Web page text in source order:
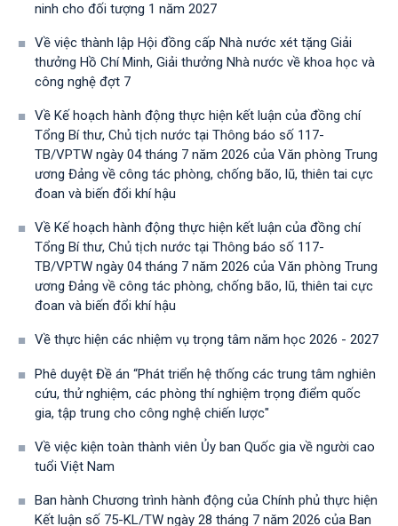
ninh cho đối tượng 1 năm 2027
Về việc thành lập Hội đồng cấp Nhà nước xét tặng Giải
thưởng Hồ Chí Minh, Giải thưởng Nhà nước về khoa học và
công nghệ đợt 7
Về Kế hoạch hành động thực hiện kết luận của đồng chí
Tổng Bí thư, Chủ tịch nước tại Thông báo số 117-
TB/VPTW ngày 04 tháng 7 năm 2026 của Văn phòng Trung
ương Đảng về công tác phòng, chống bão, lũ, thiên tai cực
đoan và biến đổi khí hậu
Về Kế hoạch hành động thực hiện kết luận của đồng chí
Tổng Bí thư, Chủ tịch nước tại Thông báo số 117-
TB/VPTW ngày 04 tháng 7 năm 2026 của Văn phòng Trung
ương Đảng về công tác phòng, chống bão, lũ, thiên tai cực
đoan và biến đổi khí hậu
Về thực hiện các nhiệm vụ trọng tâm năm học 2026 - 2027
Phê duyệt Đề án “Phát triển hệ thống các trung tâm nghiên
cứu, thử nghiệm, các phòng thí nghiệm trọng điểm quốc
gia, tập trung cho công nghệ chiến lược"
Về việc kiện toàn thành viên Ủy ban Quốc gia về người cao
tuổi Việt Nam
Ban hành Chương trình hành động của Chính phủ thực hiện
Kết luận số 75-KL/TW ngày 28 tháng 7 năm 2026 của Ban